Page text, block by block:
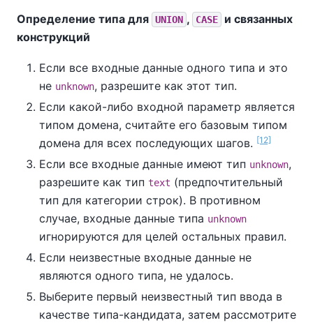
Определение типа для UNION , CASE
и связанных
конструкций
Если все входные данные одного типа и это
не unknown, разрешите как этот тип.
Если какой-либо входной параметр является
типом домена, считайте его базовым типом
домена для всех последующих шагов. [12]
Если все входные данные имеют тип unknown,
разрешите как тип text (предпочтительный
тип для категории строк). В противном
случае, входные данные типа unknown
игнорируются для целей остальных правил.
Если неизвестные входные данные не
являются одного типа, не удалось.
Выберите первый неизвестный тип ввода в
качестве типа-кандидата, затем рассмотрите